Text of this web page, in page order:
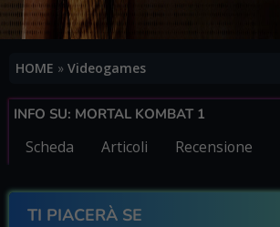
HOME » Videogames
INFO SU: MORTAL KOMBAT 1
Scheda Articoli Recensione
TI PIACERÀ SE